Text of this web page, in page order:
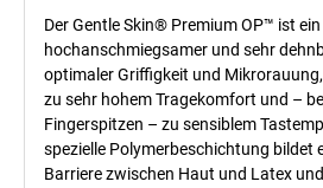
Der Gentle Skin® Premium OP™ ist
hochanschmiegsamer und sehr
optimaler Griffigkeit und
zu sehr hohem Tragekomfort und –
Fingerspitzen – zu sensiblem
spezielle Polymerbeschichtung bildet
Barriere zwischen Haut und Latex